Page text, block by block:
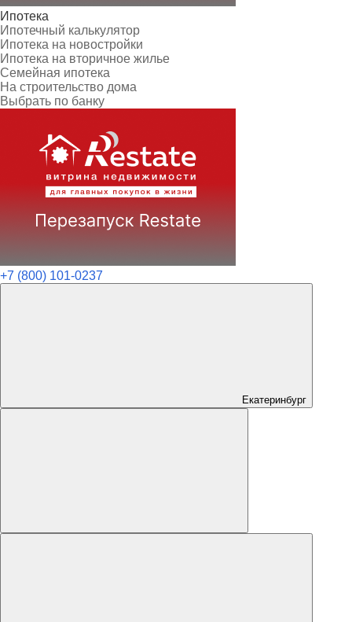
Ипотека
Ипотечный калькулятор
Ипотека на новостройки
Ипотека на вторичное жилье
Семейная ипотека
На строительство дома
Выбрать по банку
+7 (800) 101-0237
Екатеринбург